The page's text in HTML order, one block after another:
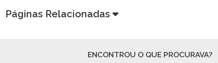
Páginas Relacionadas
ENCONTROU O QUE PROCURAVA?